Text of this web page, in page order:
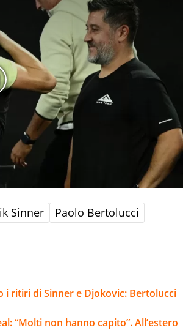
Sinner Paolo Bertolucci
i ritiri di Sinner e Djokovic: Bertolucci
“Molti non hanno capito”. All’estero